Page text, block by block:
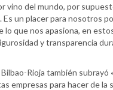
vino del mundo, por
un placer para nosotros
lo que nos apasiona, en
y transparencia
Rioja también subrayó
empresas para hacer de la